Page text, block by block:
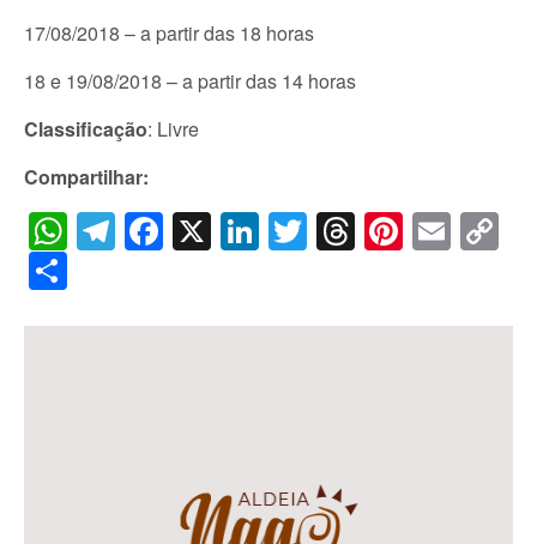
17/08/2018 – a partir das 18 horas
18 e 19/08/2018 – a partir das 14 horas
Classificação: Livre
Compartilhar:
WhatsApp
Telegram
Facebook
X LinkedIn
Twitter
Threads